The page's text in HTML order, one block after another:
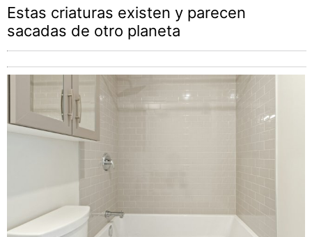
Estas criaturas existen y parecen
sacadas de otro planeta